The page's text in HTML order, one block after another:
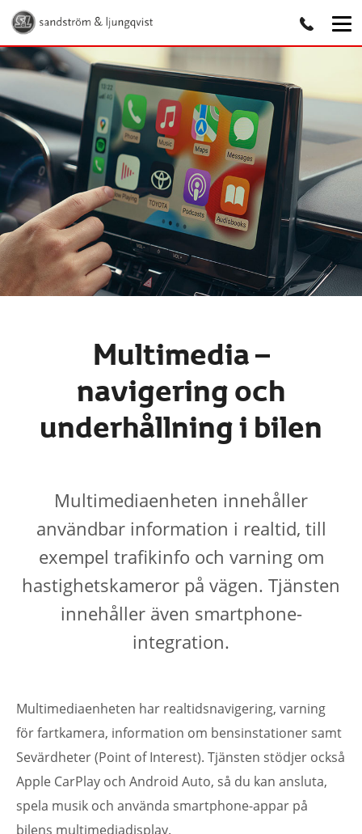
Multimedia –
navigering och
underhållning i bilen
Multimediaenheten innehåller
användbar information i realtid, till
exempel trafikinfo och varning om
hastighetskameror på vägen. Tjänsten
innehåller även smartphone-
integration.
Multimediaenheten har realtidsnavigering, varning
för fartkamera, information om bensinstationer samt
Sevärdheter (Point of Interest). Tjänsten stödjer också
Apple CarPlay och Android Auto, så du kan ansluta,
spela musik och använda smartphone-appar på
bilens multimediadisplay.